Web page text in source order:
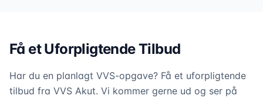
Få et Uforpligtende Tilbud
Har du en planlagt VVS-opgave? Få et uforpligtende
tilbud fra VVS Akut. Vi kommer gerne ud og ser på